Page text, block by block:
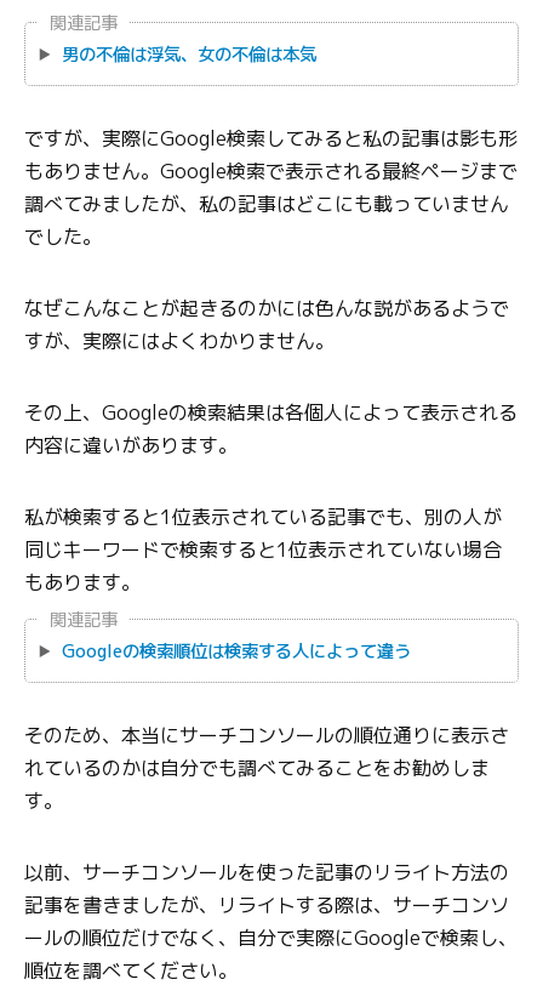
関連記事
男の不倫は浮気、女の不倫は本気
ですが、実際にGoogle検索してみると私の記事は影も形
もありません。Google検索で表示される最終ページまで
調べてみましたが、私の記事はどこにも載っていません
でした。
なぜこんなことが起きるのかには色んな説があるようで
すが、実際にはよくわかりません。
その上、Googleの検索結果は各個人によって表示される
内容に違いがあります。
私が検索すると1位表示されている記事でも、別の人が
同じキーワードで検索すると1位表示されていない場合
もあります。
関連記事
Googleの検索順位は検索する人によって違う
そのため、本当にサーチコンソールの順位通りに表示さ
れているのかは自分でも調べてみることをお勧めしま
す。
以前、サーチコンソールを使った記事のリライト方法の
記事を書きましたが、リライトする際は、サーチコンソ
ールの順位だけでなく、自分で実際にGoogleで検索し、
順位を調べてください。